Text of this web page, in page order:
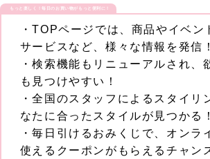
もっと楽しく！毎日のお買い物がもっと便利に！
・TOPページでは、商品やイベン
サービスなど、様々な情報を発信！
・検索機能もリニューアルされ、
も見つけやすい！
・全国のスタッフによるスタイリ
なたに合ったスタイルが見つかる！
・毎日引けるおみくじで、オンラ
使えるクーポンがもらえるチャン